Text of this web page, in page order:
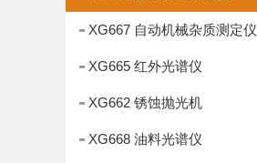
XG667 自动机械杂质测定仪
XG665 红外光谱仪
XG662 锈蚀抛光机
XG668 油料光谱仪